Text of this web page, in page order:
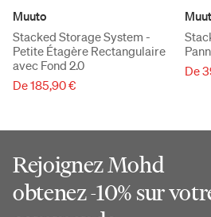
Muuto
Stacked Storage System -
Petite Étagère Rectangulaire
avec Fond 2.0
De 185,90 €
De
Rejoignez Mohd
obtenez -10% sur